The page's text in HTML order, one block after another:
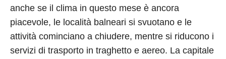
anche se il clima in questo mese è ancora
piacevole, le località balneari si svuotano e le
attività cominciano a chiudere, mentre si riducono i
servizi di trasporto in traghetto e aereo. La capitale